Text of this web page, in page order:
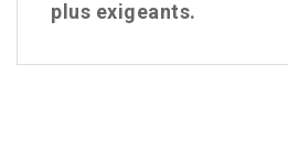
plus exigeants.